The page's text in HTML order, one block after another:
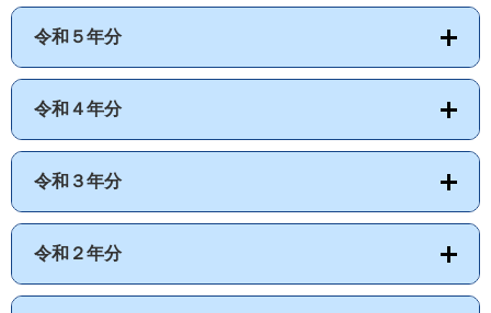
令和５年分
令和４年分
令和３年分
令和２年分